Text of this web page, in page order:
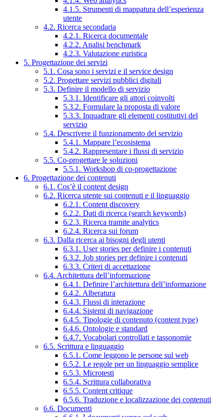
4.1.5. Strumenti di mappatura dell’esperienza
utente
4.2. Ricerca secondaria
4.2.1. Ricerca documentale
4.2.2. Analisi benchmark
4.2.3. Valutazione euristica
5. Progettazione dei servizi
5.1. Cosa sono i servizi e il service design
5.2. Progettare servizi pubblici digitali
5.3. Definire il modello di servizio
5.3.1. Identificare gli attori coinvolti
5.3.2. Formulare la proposta di valore
5.3.3. Inquadrare gli elementi costitutivi del
servizio
5.4. Descrivere il funzionamento del servizio
5.4.1. Mappare l’ecosistema
5.4.2. Rappresentare i flussi di servizio
5.5. Co-progettare le soluzioni
5.5.1. Workshop di co-progettazione
6. Progettazione dei contenuti
6.1. Cos’è il content design
6.2. Ricerca utente sui contenuti e il linguaggio
6.2.1. Content discovery
6.2.2. Dati di ricerca (search keywords)
6.2.3. Ricerca tramite analytics
6.2.4. Ricerca sui forum
6.3. Dalla ricerca ai bisogni degli utenti
6.3.1. User stories per definire i contenuti
6.3.2. Job stories per definire i contenuti
6.3.3. Criteri di accettazione
6.4. Architettura dell’informazione
6.4.1. Definire l’architettura dell’informazione
6.4.2. Alberatura
6.4.3. Flussi di interazione
6.4.4. Sistemi di navigazione
6.4.5. Tipologie di contenuto (content type)
6.4.6. Ontologie e standard
6.4.7. Vocabolari controllati e tassonomie
6.5. Scrittura e linguaggio
6.5.1. Come leggono le persone sul web
6.5.2. Le regole per un linguaggio semplice
6.5.3. Microtesti
6.5.4. Scrittura collaborativa
6.5.5. Content critique
6.5.6. Traduzione e localizzazione dei contenuti
6.6. Documenti